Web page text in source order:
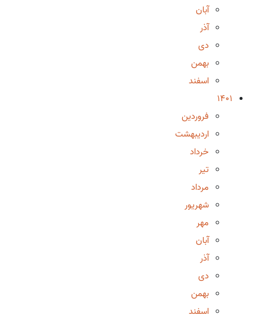
آبان
آذر
دی
بهمن
اسفند
1401
فروردین
اردیبهشت
خرداد
تیر
مرداد
شهریور
مهر
آبان
آذر
دی
بهمن
اسفند